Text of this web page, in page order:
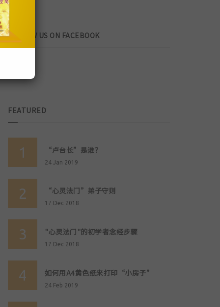
FOLLOW US ON FACEBOOK
FEATURED
1 “卢台长”是谁？
24 Jan 2019
2 “心灵法门”弟子守则
17 Dec 2018
3 "心灵法门"的初学者念经步骤
17 Dec 2018
4 如何用A4黄色纸来打印“小房子”
24 Feb 2019